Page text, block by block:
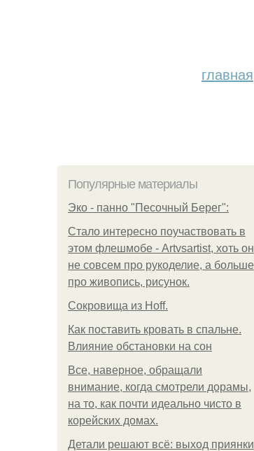
главная
Популярные материалы
Эко - панно "Песочный Берег":
Стало интересно поучаствовать в
этом флешмобе - Artvsartist, хоть он
не совсем про рукоделие, а больше
про живопись, рисунок.
Сокровища из Hoff.
Как поставить кровать в спальне.
Влияние обстановки на сон
Все, наверное, обращали
внимание, когда смотрели дорамы,
на то, как почти идеально чисто в
корейских домах.
Детали решают всё: выход приянки